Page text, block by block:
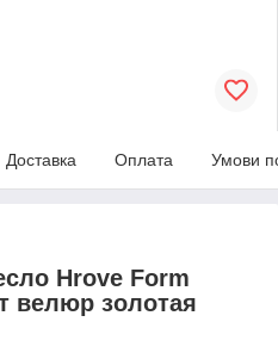
Доставка Оплата Умови
Hrove Form
велюр золотая